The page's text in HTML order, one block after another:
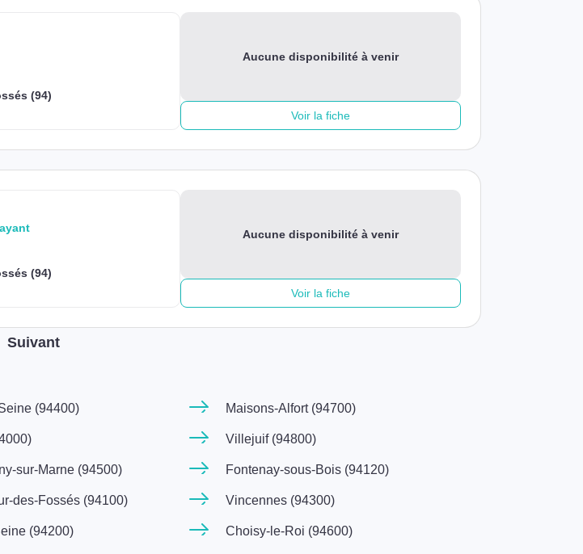
(94)
Aucune disponibilité à venir
Voir la fiche
(94)
Aucune disponibilité à venir
Voir la fiche
Suivant
(94400)
sur-Marne (94500)
des-Fossés (94100)
(94200)
Maisons-Alfort (94700)
Villejuif (94800)
Fontenay-sous-Bois (94120)
Vincennes (94300)
Choisy-le-Roi (94600)